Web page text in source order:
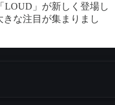
LOUD」が新しく登場し
な注目が集まりまし